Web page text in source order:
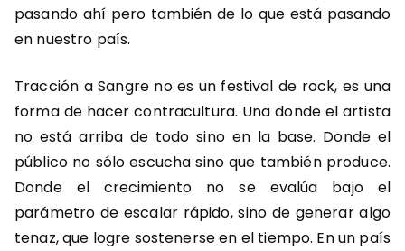
pasando ahí pero también de lo que está pasando
en nuestro país.
Tracción a Sangre no es un festival de rock, es una
forma de hacer contracultura. Una donde el artista
no está arriba de todo sino en la base. Donde el
público no sólo escucha sino que también produce.
Donde el crecimiento no se evalúa bajo el
parámetro de escalar rápido, sino de generar algo
tenaz, que logre sostenerse en el tiempo. En un país